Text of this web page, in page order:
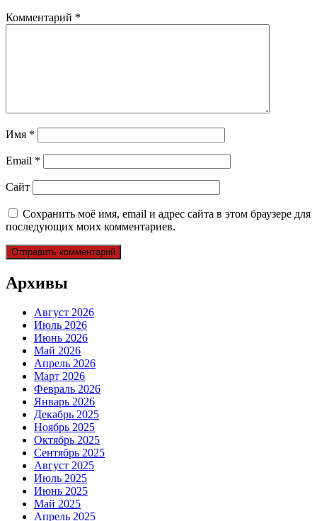
Комментарий *
Имя *
Email *
Сайт
Сохранить моё имя, email и адрес сайта в этом браузере для
последующих моих комментариев.
Архивы
Август 2026
Июль 2026
Июнь 2026
Май 2026
Апрель 2026
Март 2026
Февраль 2026
Январь 2026
Декабрь 2025
Ноябрь 2025
Октябрь 2025
Сентябрь 2025
Август 2025
Июль 2025
Июнь 2025
Май 2025
Апрель 2025